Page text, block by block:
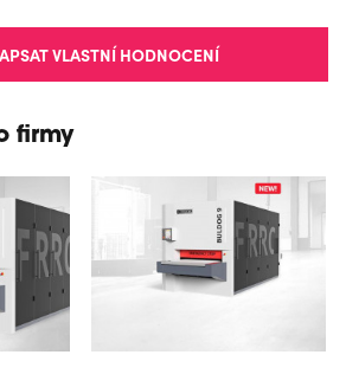
VLASTNÍ HODNOCENÍ
firmy